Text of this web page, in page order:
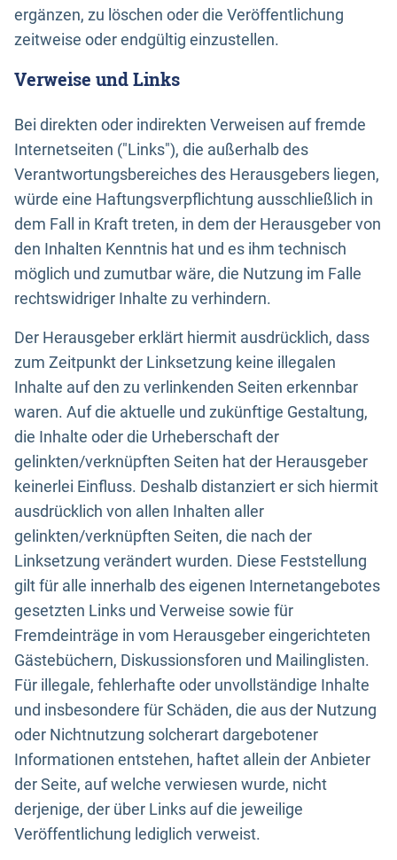
ergänzen, zu löschen oder die Veröffentlichung
zeitweise oder endgültig einzustellen.
Verweise und Links
Bei direkten oder indirekten Verweisen auf fremde
Internetseiten ("Links"), die außerhalb des
Verantwortungsbereiches des Herausgebers liegen,
würde eine Haftungsverpflichtung ausschließlich in
dem Fall in Kraft treten, in dem der Herausgeber von
den Inhalten Kenntnis hat und es ihm technisch
möglich und zumutbar wäre, die Nutzung im Falle
rechtswidriger Inhalte zu verhindern.
Der Herausgeber erklärt hiermit ausdrücklich, dass
zum Zeitpunkt der Linksetzung keine illegalen
Inhalte auf den zu verlinkenden Seiten erkennbar
waren. Auf die aktuelle und zukünftige Gestaltung,
die Inhalte oder die Urheberschaft der
gelinkten/verknüpften Seiten hat der Herausgeber
keinerlei Einfluss. Deshalb distanziert er sich hiermit
ausdrücklich von allen Inhalten aller
gelinkten/verknüpften Seiten, die nach der
Linksetzung verändert wurden. Diese Feststellung
gilt für alle innerhalb des eigenen Internetangebotes
gesetzten Links und Verweise sowie für
Fremdeinträge in vom Herausgeber eingerichteten
Gästebüchern, Diskussionsforen und Mailinglisten.
Für illegale, fehlerhafte oder unvollständige Inhalte
und insbesondere für Schäden, die aus der Nutzung
oder Nichtnutzung solcherart dargebotener
Informationen entstehen, haftet allein der Anbieter
der Seite, auf welche verwiesen wurde, nicht
derjenige, der über Links auf die jeweilige
Veröffentlichung lediglich verweist.